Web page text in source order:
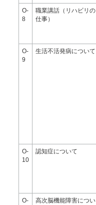
O-
8
職業講話（リハビリの
仕事）
O-
9
生活不活発病について
O-
10
認知症について
O-
高次脳機能障害につい